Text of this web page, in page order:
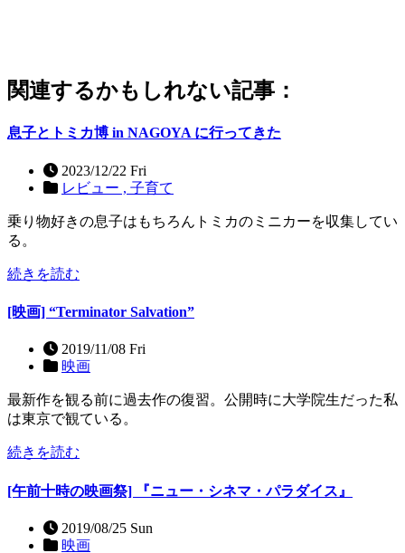
関連するかもしれない記事：
息子とトミカ博 in NAGOYA に行ってきた
2023/12/22 Fri
レビュー , 子育て
乗り物好きの息子はもちろんトミカのミニカーを収集してい
る。
続きを読む
[映画] “Terminator Salvation”
2019/11/08 Fri
映画
最新作を観る前に過去作の復習。公開時に大学院生だった私
は東京で観ている。
続きを読む
[午前十時の映画祭] 『ニュー・シネマ・パラダイス』
2019/08/25 Sun
映画